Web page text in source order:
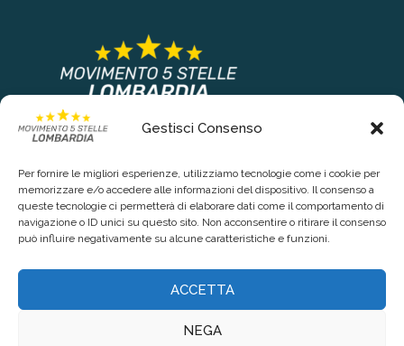
Gestisci Consenso
Per fornire le migliori esperienze, utilizziamo tecnologie come i cookie per
memorizzare e/o accedere alle informazioni del dispositivo. Il consenso a
queste tecnologie ci permetterà di elaborare dati come il comportamento di
navigazione o ID unici su questo sito. Non acconsentire o ritirare il consenso
può influire negativamente su alcune caratteristiche e funzioni.
ACCETTA
NEGA
COLLEGAMENTI PRINCIPALI
Chi siamo
Contattaci
Privacy Policy